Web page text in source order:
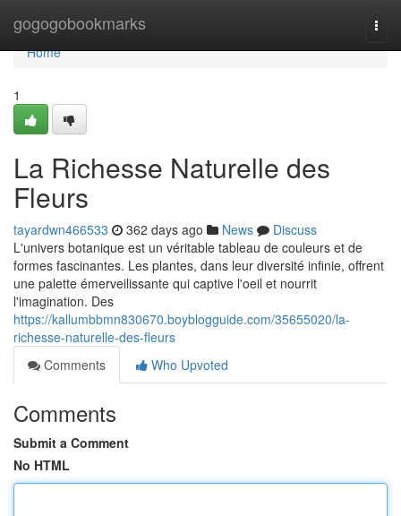
gogogobookmarks
Home
Home
1
La Richesse Naturelle des
Fleurs
tayardwn466533 362 days ago News
Discuss
L'univers botanique est un véritable tableau de couleurs et de
formes fascinantes. Les plantes, dans leur diversité infinie, offrent
une palette émerveilissante qui captive l'oeil et nourrit
l'imagination. Des
https://kallumbbmn830670.boyblogguide.com/35655020/la-
richesse-naturelle-des-fleurs
Comments
Who Upvoted
Comments
Submit a Comment
No HTML